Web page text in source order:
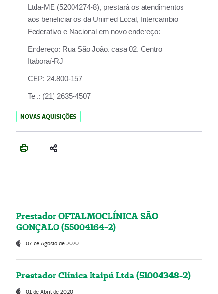
Ltda-ME (52004274-8), prestará os atendimentos
aos beneficiários da Unimed Local, Intercâmbio
Federativo e Nacional em novo endereço:
Endereço: Rua São João, casa 02, Centro,
Itaboraí-RJ
CEP: 24.800-157
Tel.: (21) 2635-4507
NOVAS AQUISIÇÕES
Prestador OFTALMOCLÍNICA SÃO
GONÇALO (55004164-2)
07 de Agosto de 2020
Prestador Clínica Itaipú Ltda (51004348-2)
01 de Abril de 2020